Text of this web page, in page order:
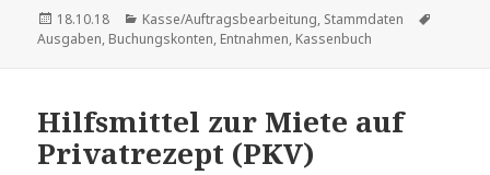
Veröffentlicht
am
18.10.18 Kategorien
Kasse/Auftragsbearbeitung, Stammdaten
Ausgaben, Buchungskonten, Entnahmen, Kassenbuch
Hilfsmittel zur Miete auf
Privatrezept (PKV)